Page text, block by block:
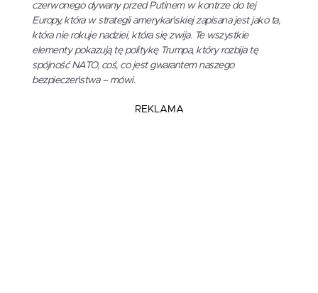
czerwonego dywany przed Putinem w kontrze do tej
Europy, która w strategii amerykańskiej zapisana jest jako ta,
która nie rokuje nadziei, która się zwija. Te wszystkie
elementy pokazują tę politykę Trumpa, który rozbija tę
spójność NATO, coś, co jest gwarantem naszego
bezpieczeństwa – mówi.
REKLAMA